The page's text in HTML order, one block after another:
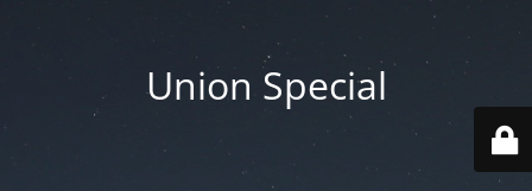
Union Special